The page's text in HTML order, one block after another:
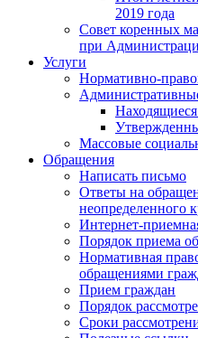
2019 года
Совет коренных
при
Услуги
Нормативно-
Массовые
Обращения
Написать письмо
Ответы на
неопределенного
Интернет-
Порядок приема
Нормативная
обращениями
Прием граждан
Порядок
Сроки